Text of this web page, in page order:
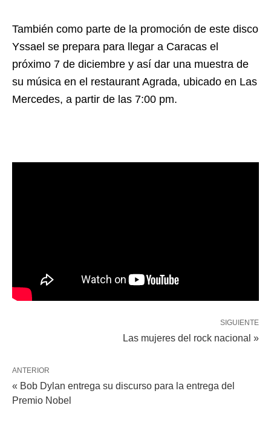
También como parte de la promoción de este disco
Yssael se prepara para llegar a Caracas el
próximo 7 de diciembre y así dar una muestra de
su música en el restaurant Agrada, ubicado en Las
Mercedes, a partir de las 7:00 pm.
SIGUIENTE
Las mujeres del rock nacional »
ANTERIOR
« Bob Dylan entrega su discurso para la entrega del
Premio Nobel